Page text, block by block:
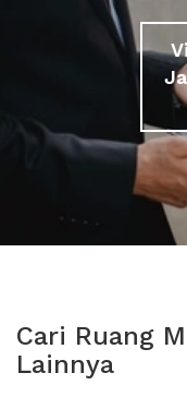
Cari Ruang
Lainnya